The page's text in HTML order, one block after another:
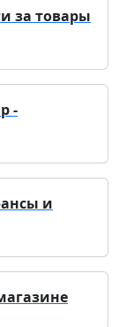
за товары
-
и